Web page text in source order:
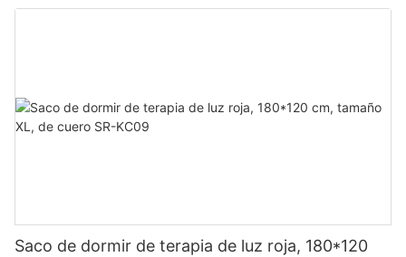
Saco de dormir de terapia de luz roja, 180*120